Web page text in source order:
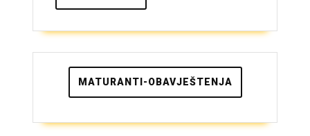
više
MATURANTI-OBAVJEŠTENJA